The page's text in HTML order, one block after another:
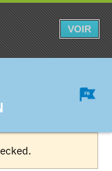
VOIR